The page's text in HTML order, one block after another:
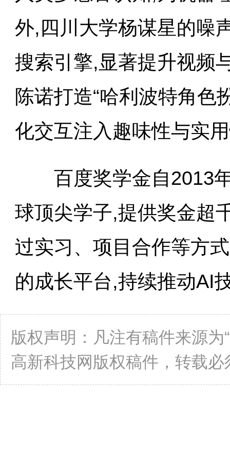
外,四川大学杨谋星的噪
搜索引擎,显著提升视频
陈诺打造“哈利波特角色
化交互注入趣味性与实
百度奖学金自2013年
球顶尖学子,提供奖金超
过实习、项目合作等方
的成长平台,持续推动AI
版权声明：凡注有稿件来源
高新科技网版权稿件，转载必